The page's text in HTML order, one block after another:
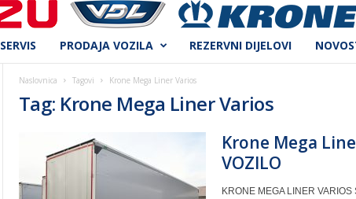
SERVIS PRODAJA VOZILA REZERVNI DIJELOVI
Naslovnica Tagovi Krone Mega Liner Varios
Tag: Krone Mega Liner Varios
Krone Mega
VOZILO
KRONE MEGA LINER